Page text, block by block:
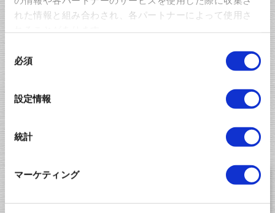
れた情報と組み合わされ、各パートナーによって使用さ
同
選
必須
設定情報
統計
マーケティング
DIP Type
Straight